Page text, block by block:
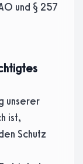
und § 257
unserer
ist,
Schutz